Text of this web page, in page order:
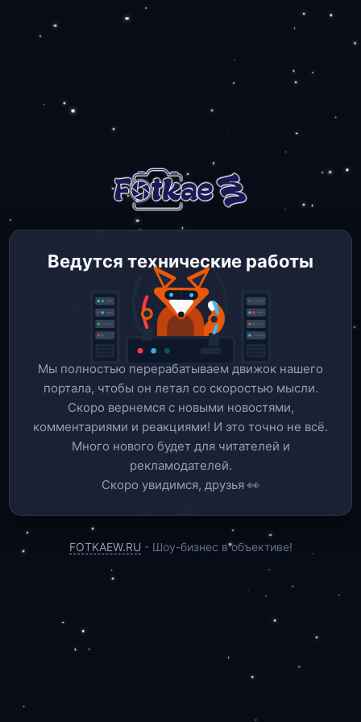
Ведутся технические работы
Мы полностью перерабатываем движок нашего
портала, чтобы он летал со скоростью мысли.
Скоро вернемся c новыми новостями,
комментариями и реакциями! И это точно не всё.
Много нового будет для читателей и
рекламодателей.
Скоро увидимся, друзья 👀
FOTKAEW.RU - Шоу-бизнес в объективе!